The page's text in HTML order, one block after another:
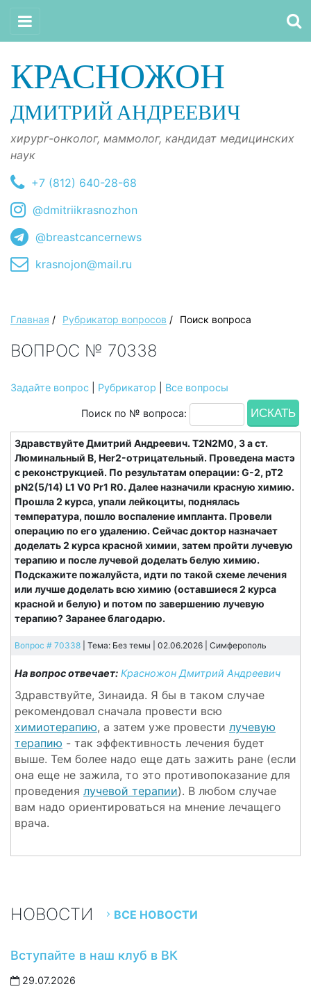
КРАСНОЖОН
ДМИТРИЙ АНДРЕЕВИЧ
хирург-онколог, маммолог, кандидат медицинских
наук
+7 (812) 640-28-68
@dmitriikrasnozhon
@breastcancernews
krasnojon@mail.ru
Главная / Рубрикатор вопросов / Поиск вопроса
ВОПРОС № 70338
Задайте вопрос Рубрикатор Все вопросы
Поиск по № вопроса:
Здравствуйте Дмитрий Андреевич. T2N2M0, 3 а ст.
Люминальный В, Her2-отрицательный. Проведена мастэ
с реконструкцией. По результатам операции: G-2, pT2
pN2(5/14) L1 V0 Pr1 R0. Далее назначили красную химию.
Прошла 2 курса, упали лейкоциты, поднялась
температура, пошло воспаление импланта. Провели
операцию по его удалению. Сейчас доктор назначает
доделать 2 курса красной химии, затем пройти лучевую
терапию и после лучевой доделать белую химию.
Подскажите пожалуйста, идти по такой схеме лечения
или лучше доделать всю химию (оставшиеся 2 курса
красной и белую) и потом по завершению лучевую
терапию? Заранее благодарю.
Вопрос # 70338 | Тема: Без темы | 02.06.2026 | Симферополь
На вопрос отвечает: Красножон Дмитрий Андреевич
Здравствуйте, Зинаида. Я бы в таком случае
рекомендовал сначала провести всю
химиотерапию, а затем уже провести лучевую
терапию - так эффективность лечения будет
выше. Тем более надо еще дать зажить ране (если
она еще не зажила, то это противопоказание для
проведения лучевой терапии). В любом случае
вам надо ориентироваться на мнение лечащего
врача.
НОВОСТИ ВСЕ НОВОСТИ
Вступайте в наш клуб в ВК
29.07.2026